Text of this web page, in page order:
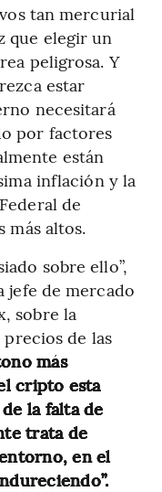
tan mercurial
que elegir un
peligrosa. Y
estar
necesitará
por factores
están
inflación y la
de
más altos.
sobre ello”,
jefe de mercado
sobre la
de las
más
cripto esta
la falta de
trata de
en el